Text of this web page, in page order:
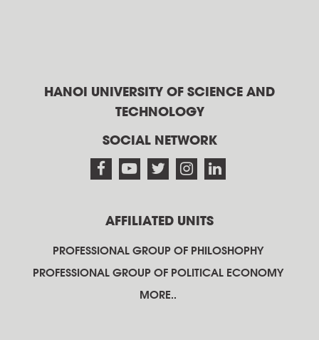
HANOI UNIVERSITY OF SCIENCE AND
TECHNOLOGY
SOCIAL NETWORK
AFFILIATED UNITS
PROFESSIONAL GROUP OF PHILOSHOPHY
PROFESSIONAL GROUP OF POLITICAL ECONOMY
MORE..